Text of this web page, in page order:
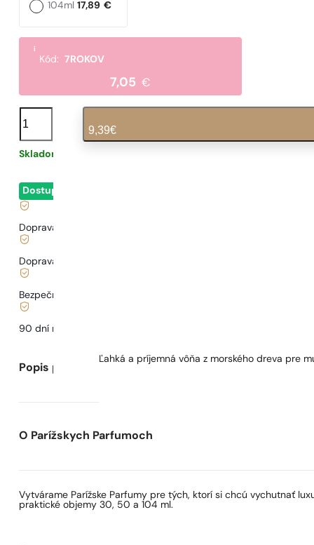
17,89 €
104ml
i
Kód:7ROKOV
7,05 €
množstvo
N°
29
9,39€
Skladom
Dostupné
Doprava zadarmo od
Doprava od
Bezpečné nakupovanie a platby
90 dní na
Popis parfumu
Ľahká a príjemná vôňa z morského dreva pre
O Parížskych Parfumoch
Vytvárame Parížske Parfumy pre tých, ktorí si chcú vychutnať
praktické objemy 30, 50 a 104 ml.